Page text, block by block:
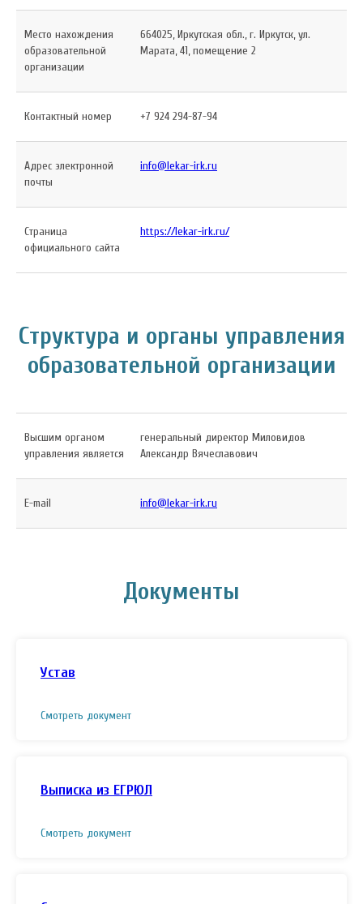
Место нахождения
образовательной
организации
664025, Иркутская обл., г. Иркутск, ул.
Марата, 41, помещение 2
Контактный номер +7 924 294-87-94
Адрес электронной
почты
info@lekar-irk.ru
Страница
официального сайта
https://lekar-irk.ru/
Структура и органы управления
образовательной организации
Высшим органом
управления является
генеральный директор Миловидов
Александр Вячеславович
E-mail info@lekar-irk.ru
Документы
Устав
Смотреть документ
Выписка из ЕГРЮЛ
Смотреть документ